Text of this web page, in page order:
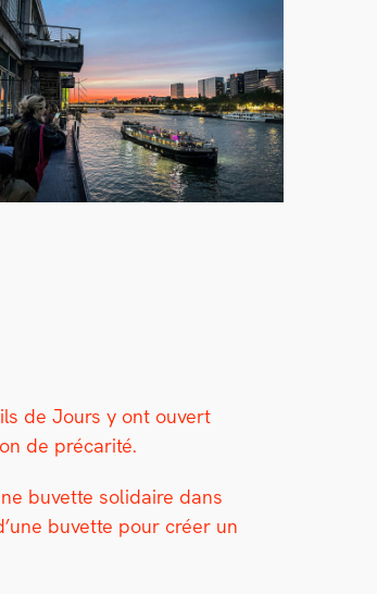
de Jours y ont ouvert
de pré­car­ité.
buvette sol­idaire dans
buvette pour créer un